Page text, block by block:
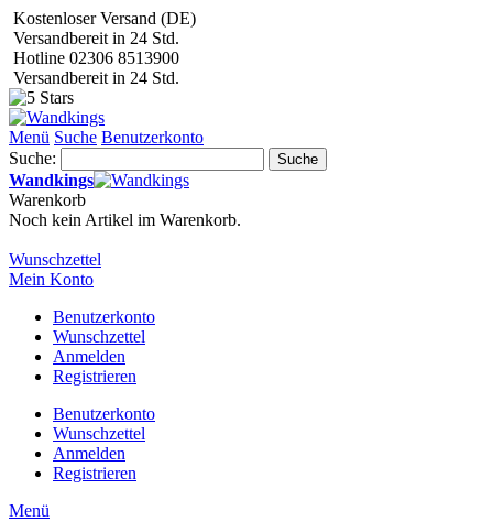
Kostenloser Versand (DE)
Versandbereit in 24 Std.
Hotline 02306 8513900
Versandbereit in 24 Std.
Menü Suche Benutzerkonto
Suche:
Suche
Wandkings
Warenkorb
Noch kein Artikel im Warenkorb.
Wunschzettel
Mein Konto
Benutzerkonto
Wunschzettel
Anmelden
Registrieren
Benutzerkonto
Wunschzettel
Anmelden
Registrieren
Menü